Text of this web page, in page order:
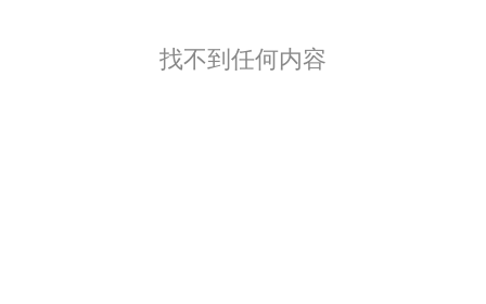
找不到任何内容